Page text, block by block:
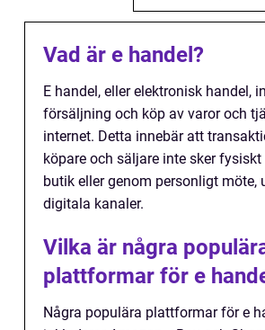
Vad är e handel?
E handel, eller elektronisk handel,
försäljning och köp av varor och
internet. Detta innebär att
köpare och säljare inte sker
butik eller genom personligt möte,
digitala kanaler.
Vilka är några
plattformar för e
Några populära plattformar för e